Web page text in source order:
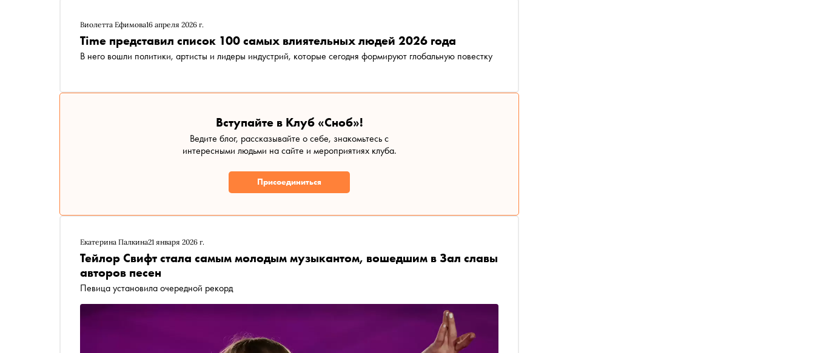
Виолетта Ефимова16 апреля 2026 г.
Time представил список 100 самых влиятельных людей 2026 года
В него вошли политики, артисты и лидеры индустрий, которые сегодня формируют глобальную повестку
Вступайте в Клуб «Сноб»!
Ведите блог, рассказывайте о себе, знакомьтесь с
интересными людьми на сайте и мероприятиях клуба.
Присоединиться
Екатерина Палкина21 января 2026 г.
Тейлор Свифт стала самым молодым музыкантом, вошедшим в Зал славы
авторов песен
Певица установила очередной рекорд